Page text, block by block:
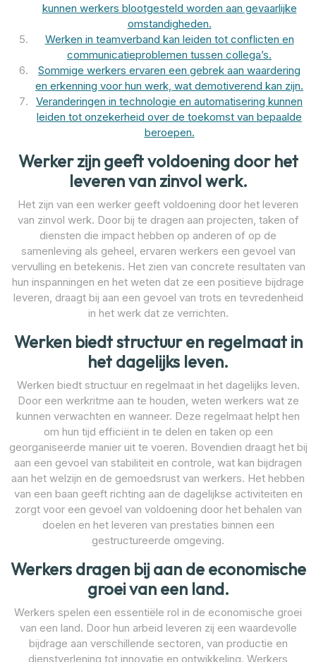
kunnen werkers blootgesteld worden aan gevaarlijke
omstandigheden.
Werken in teamverband kan leiden tot conflicten en
communicatieproblemen tussen collega’s.
Sommige werkers ervaren een gebrek aan waardering
en erkenning voor hun werk, wat demotiverend kan zijn.
Veranderingen in technologie en automatisering kunnen
leiden tot onzekerheid over de toekomst van bepaalde
beroepen.
Werker zijn geeft voldoening door het
leveren van zinvol werk.
Het zijn van een werker geeft voldoening door het leveren
van zinvol werk. Door bij te dragen aan projecten, taken of
diensten die impact hebben op anderen of op de
samenleving als geheel, ervaren werkers een gevoel van
vervulling en betekenis. Het zien van concrete resultaten van
hun inspanningen en het weten dat ze een positieve bijdrage
leveren, draagt bij aan een gevoel van trots en tevredenheid
in het werk dat ze verrichten.
Werken biedt structuur en regelmaat in
het dagelijks leven.
Werken biedt structuur en regelmaat in het dagelijks leven.
Door een werkritme aan te houden, weten werkers wat ze
kunnen verwachten en wanneer. Deze regelmaat helpt hen
om hun tijd efficiënt in te delen en taken op een
georganiseerde manier uit te voeren. Bovendien draagt het bij
aan een gevoel van stabiliteit en controle, wat kan bijdragen
aan het welzijn en de gemoedsrust van werkers. Het hebben
van een baan geeft richting aan de dagelijkse activiteiten en
zorgt voor een gevoel van voldoening door het behalen van
doelen en het leveren van prestaties binnen een
gestructureerde omgeving.
Werkers dragen bij aan de economische
groei van een land.
Werkers spelen een essentiële rol in de economische groei
van een land. Door hun arbeid leveren zij een waardevolle
bijdrage aan verschillende sectoren, van productie en
dienstverlening tot innovatie en ontwikkeling. Werkers